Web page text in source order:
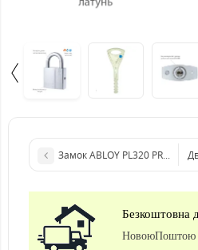
Замок ABLOY PL320 PROTEC
Безкоштовна
НовоюПоштою